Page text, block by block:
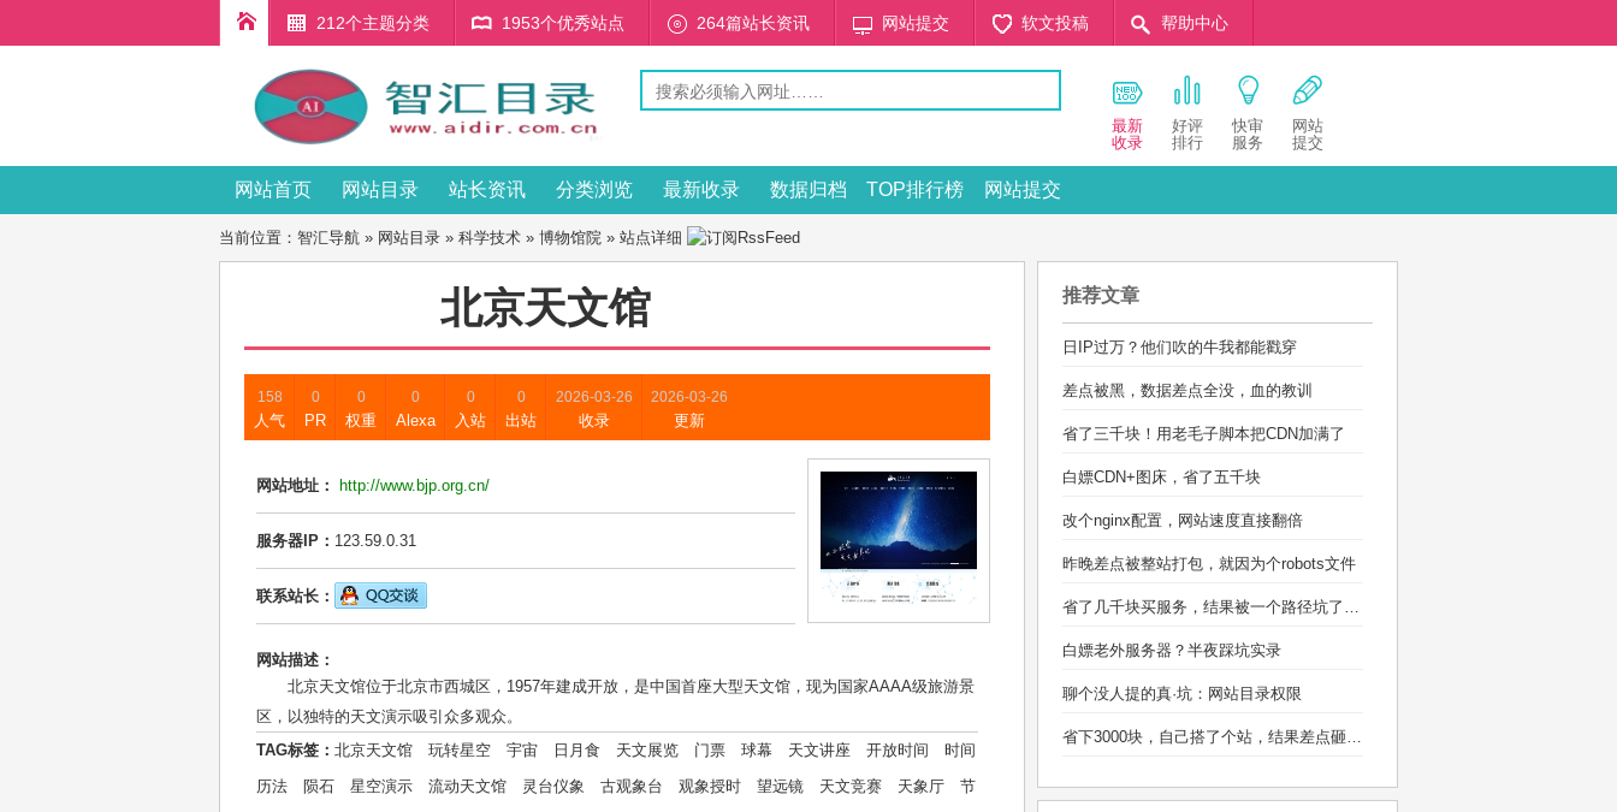
212个主题分类 1953个优秀站点 264篇站长资讯 网站提交 软文投稿 帮助中心
最新
收录
好评
排行
快审
服务
网站
提交
网站首页 网站目录 站长资讯 分类浏览 最新收录 数据归档 TOP排行榜 网站提交
当前位置： 智汇导航 » 网站目录 » 科学技术 » 博物馆院 » 站点详细
北京天文馆
158
人气
0
PR
0
权重
0
Alexa
0
入站
0
出站
2026-03-26
收录
2026-03-26
更新
网站地址： http://www.bjp.org.cn/
服务器IP： 123.59.0.31
联系站长：
网站描述：
北京天文馆位于北京市西城区，1957年建成开放，是中国首座大型天文馆，现为国家AAAA级旅游景
区，以独特的天文演示吸引众多观众。
TAG标签： 北京天文馆 玩转星空 宇宙 日月食 天文展览 门票 球幕 天文讲座 开放时间
时间
历法
陨石 星空演示 流动天文馆 灵台仪象 古观象台 观象授时 望远镜 天文竞赛 天象厅
节
推荐文章
日IP过万？他们吹的牛我都能戳穿
差点被黑，数据差点全没，血的教训
省了三千块！用老毛子脚本把CDN加满了
白嫖CDN+图床，省了五千块
改个nginx配置，网站速度直接翻倍
昨晚差点被整站打包，就因为个robots文件
省了几千块买服务，结果被一个路径坑了两宿
白嫖老外服务器？半夜踩坑实录
聊个没人提的真·坑：网站目录权限
省下3000块，自己搭了个站，结果差点砸电脑